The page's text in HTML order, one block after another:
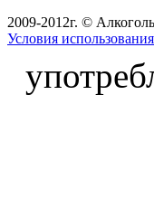
2009-2012г. ©
Условия использования